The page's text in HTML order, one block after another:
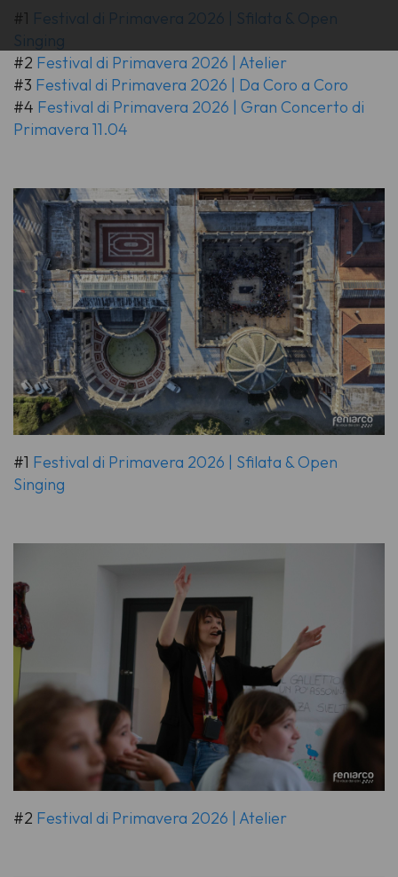
#1 Festival di Primavera 2026 | Sfilata & Open
Singing
#2 Festival di Primavera 2026 | Atelier
#3 Festival di Primavera 2026 | Da Coro a Coro
#4 Festival di Primavera 2026 | Gran Concerto di
Primavera 11.04
#1 Festival di Primavera 2026 | Sfilata & Open
Singing
#2 Festival di Primavera 2026 | Atelier